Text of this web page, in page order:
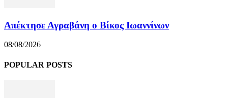
Απέκτησε Αγραβάνη ο Βίκος Ιωαννίνων
08/08/2026
POPULAR POSTS